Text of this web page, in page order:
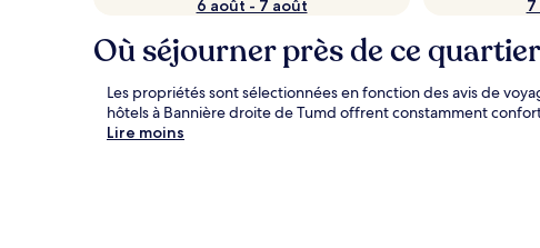
6 août - 7 août
Où séjourner près de ce
Les propriétés sont sélectionnées en fonction des avis de
hôtels à Bannière droite de Tumd offrent constamment
Lire moins